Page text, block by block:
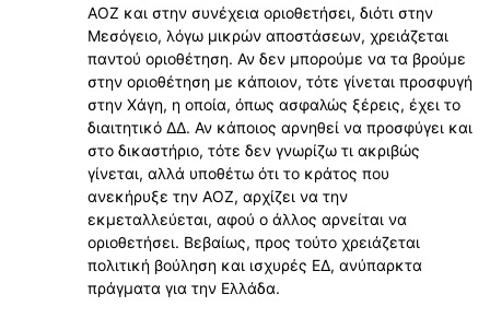
ΑΟΖ και στην συνέχεια οριοθετήσει, διότι στην
Μεσόγειο, λόγω μικρών αποστάσεων, χρειάζεται
παντού οριοθέτηση. Αν δεν μπορούμε να τα βρούμε
στην οριοθέτηση με κάποιον, τότε γίνεται προσφυγή
στην Χάγη, η οποία, όπως ασφαλώς ξέρεις, έχει το
διαιτητικό ΔΔ. Αν κάποιος αρνηθεί να προσφύγει και
στο δικαστήριο, τότε δεν γνωρίζω τι ακριβώς
γίνεται, αλλά υποθέτω ότι το κράτος που
ανεκήρυξε την ΑΟΖ, αρχίζει να την
εκμεταλλεύεται, αφού ο άλλος αρνείται να
οριοθετήσει. Βεβαίως, προς τούτο χρειάζεται
πολιτική βούληση και ισχυρές ΕΔ, ανύπαρκτα
πράγματα για την Ελλάδα.